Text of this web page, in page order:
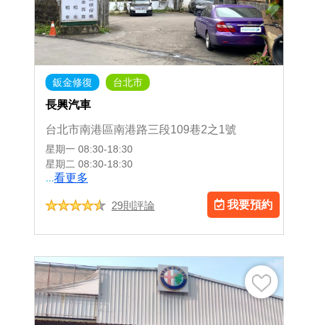
鈑金修復 台北市
長興汽車
台北市南港區南港路三段109巷2之1號
星期一 08:30-18:30
星期二 08:30-18:30
...看更多
29則評論 我要預約